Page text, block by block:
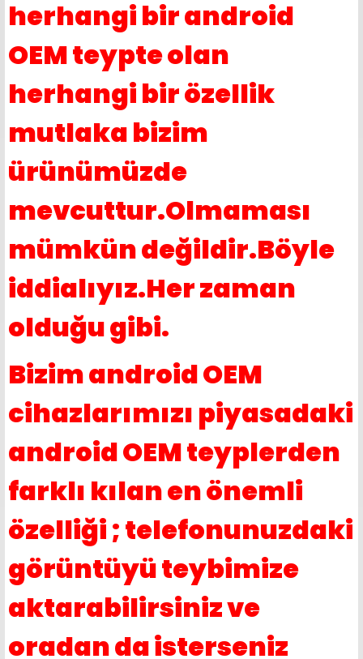
herhangi bir android
OEM teypte olan
herhangi bir özellik
mutlaka bizim
ürünümüzde
mevcuttur.Olmaması
mümkün değildir.Böyle
iddialıyız.Her zaman
olduğu gibi.
Bizim android OEM
cihazlarımızı piyasadaki
android OEM teyplerden
farklı kılan en önemli
özelliği ; telefonunuzdaki
görüntüyü teybimize
aktarabilirsiniz ve
oradan da isterseniz